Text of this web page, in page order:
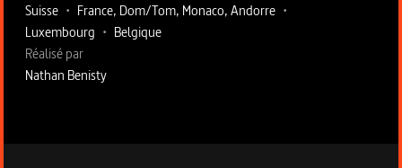
Suisse • France, Dom/Tom, Monaco, Andorre •
Luxembourg • Belgique
Fiche technique section droite
Réalisé par
Nathan Benisty